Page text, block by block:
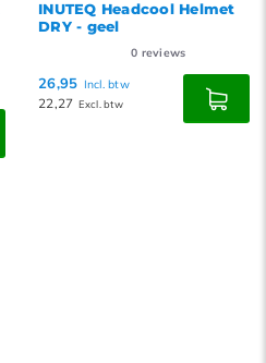
INUTEQ Headcool Helmet
DRY - geel
0 reviews
26,95 Incl. btw
22,27 Excl. btw